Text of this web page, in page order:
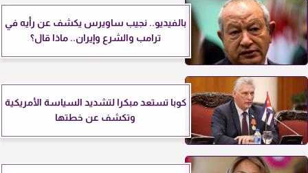
بالفيديو.. نجيب ساويرس يكشف عن رأيه في
ترامب والشرع وإيران.. ماذا قال؟
كوبا تستعد مبكرا لتشديد السياسة الأمريكية
وتكشف عن خطتها